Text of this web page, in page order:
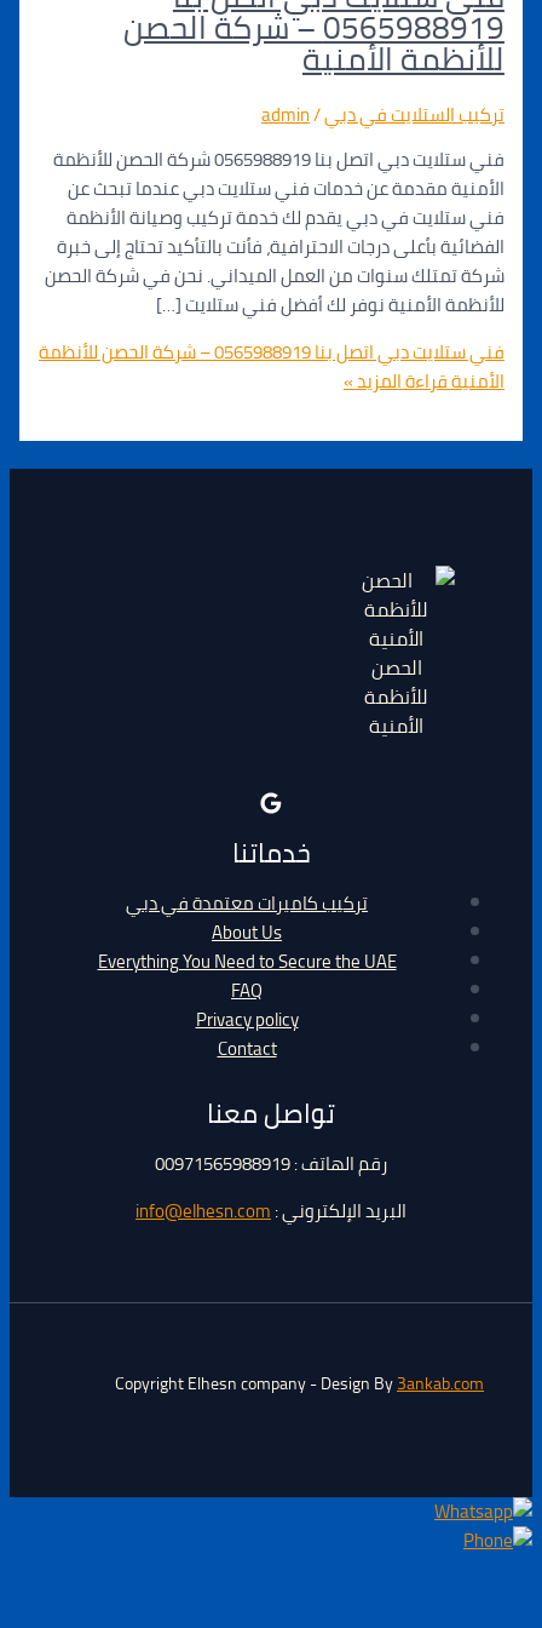
0565988919 – شركة الحصن
الأمنية
في دبي/
admin
فني ستلايت دبي اتصل بنا 0565988919 شركة الحصن للأنظمة
مقدمة عن خدمات فني ستلايت دبي عندما تبحث عن
في دبي يقدم لك خدمة تركيب وصيانة الأنظمة
بأعلى درجات الاحترافية، فأنت بالتأكيد تحتاج إلى خبرة
سنوات من العمل الميداني. نحن في شركة الحصن
الأمنية نوفر لك أفضل فني ستلايت […]
فني ستلايت دبي اتصل بنا 0565988919 – شركة الحصن للأنظمة
قراءة المزيد »
تركيب كاميرات معتمدة في دبي
Everything You Need to Secure the UAE
Privacy policy
تواصل معنا
رقم الهاتف : 00971565988919
البريد الإلكتروني :info@elhesn.com
Copyright Elhesn company - Design By